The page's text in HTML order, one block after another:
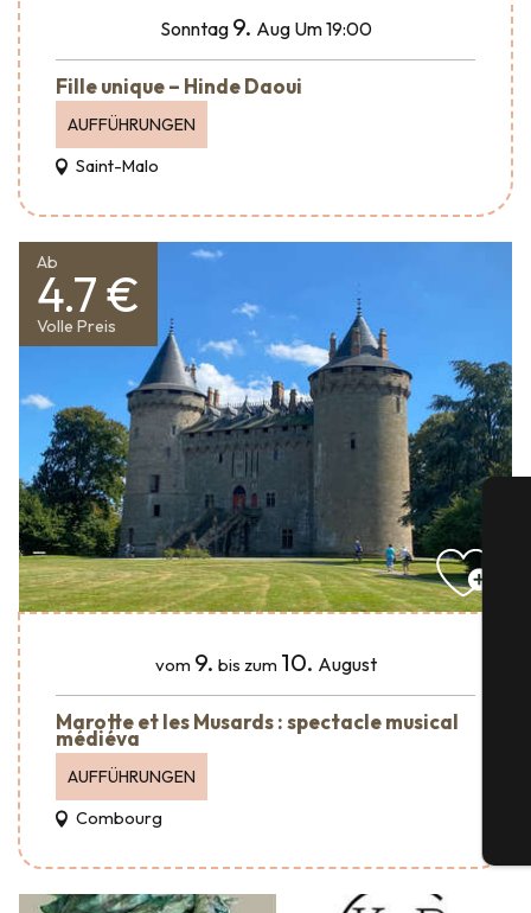
Sonntag 9. Aug Um 19:00
Fille unique – Hinde Daoui
AUFFÜHRUNGEN
Saint-Malo
Ab
4.7 €
Volle Preis
vom 9. bis zum 10. August
Marotte et les Musards : spectacle musical
médiéva
AUFFÜHRUNGEN
Combourg